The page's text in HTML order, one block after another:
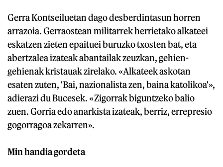
Gerra Kontseiluetan dago desberdintasun horren
arrazoia. Gerraostean militarrek herrietako alkateei
eskatzen zieten epaituei buruzko txosten bat, eta
abertzalea izateak abantailak zeuzkan, gehien-
gehienak kristauak zirelako. «Alkateek askotan
esaten zuten, 'Bai, nazionalista zen, baina katolikoa'»,
adierazi du Bucesek. «Zigorrak biguntzeko balio
zuen. Gorria edo anarkista izateak, berriz, errepresio
gogorragoa zekarren».
Min handia gordeta